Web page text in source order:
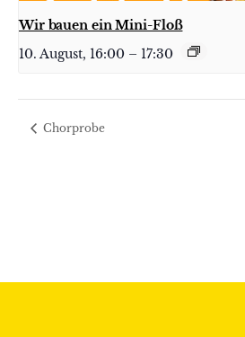
Wir bauen ein Mini-Floß
10. August, 16:00 – 17:30
Chorprobe